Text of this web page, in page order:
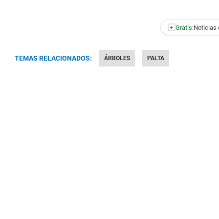
+ Gratis:Noticias
TEMAS RELACIONADOS: ÁRBOLES PALTA